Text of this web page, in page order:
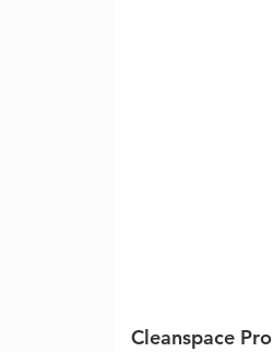
Cleanspace Pro